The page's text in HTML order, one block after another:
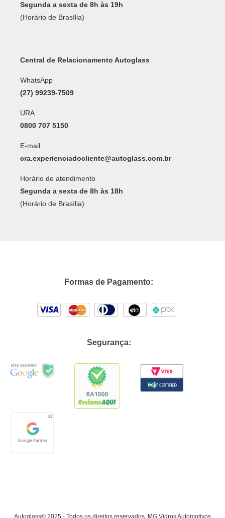
Segunda a sexta de 8h às 19h
(Horário de Brasília)
Central de Relacionamento Autoglass
WhatsApp
(27) 99239-7509
URA
0800 707 5150
E-mail
cra.experienciadocliente@autoglass.com.br
Horário de atendimento
Segunda a sexta de 8h às 18h
(Horário de Brasília)
Formas de Pagamento:
Segurança:
Autoglass© 2025 - Todos os direitos reservados. MG Vidros Automotivos